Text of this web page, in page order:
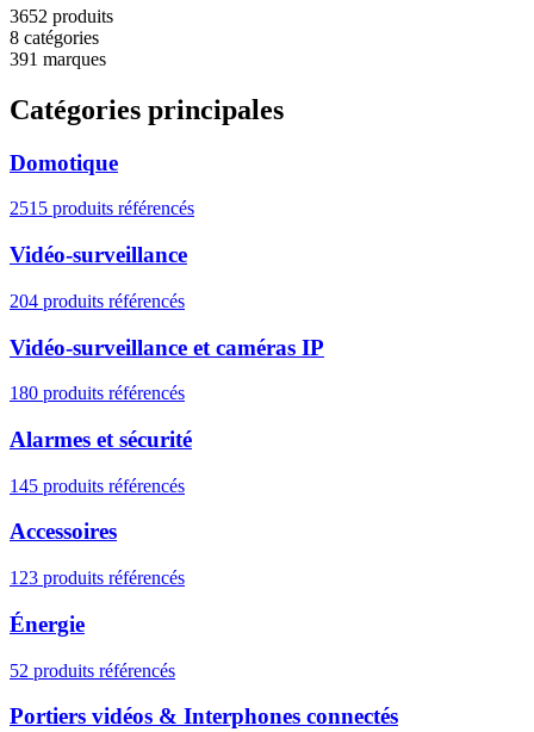
3652 produits
8 catégories
391 marques
Catégories principales
Domotique
2515 produits référencés
Vidéo-surveillance
204 produits référencés
Vidéo-surveillance et caméras IP
180 produits référencés
Alarmes et sécurité
145 produits référencés
Accessoires
123 produits référencés
Énergie
52 produits référencés
Portiers vidéos & Interphones connectés